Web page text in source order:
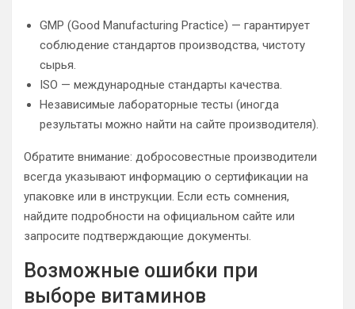
GMP (Good Manufacturing Practice) — гарантирует
соблюдение стандартов производства, чистоту
сырья.
ISO — международные стандарты качества.
Независимые лабораторные тесты (иногда
результаты можно найти на сайте производителя).
Обратите внимание: добросовестные производители
всегда указывают информацию о сертификации на
упаковке или в инструкции. Если есть сомнения,
найдите подробности на официальном сайте или
запросите подтверждающие документы.
Возможные ошибки при
выборе витаминов